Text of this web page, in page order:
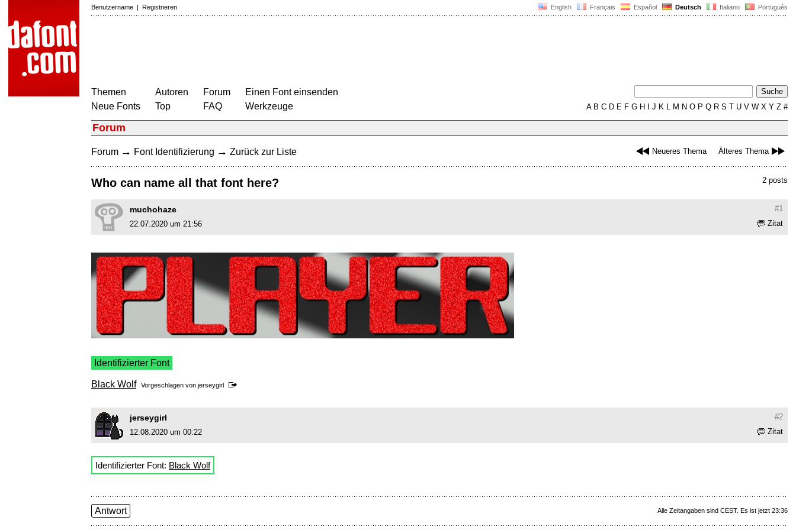
English Français Español Deutsch Italiano Português
Benutzername | Registrieren
Themen
Neue Fonts
Autoren
Top
Forum
FAQ
Einen Font einsenden
Werkzeuge
AB C D E F G H J K L M N O P Q R S T U V W X Y Z #
Forum
Neueres Thema Älteres Thema
Forum → Font Identifizierung → Zurück zur Liste
2 posts
Who can name all that font here?
#1
muchohaze
Zitat
22.07.2020 um 21:56
Identifizierter Font
Black Wolf Vorgeschlagen von jerseygirl
#2
jerseygirl
Zitat
12.08.2020 um 00:22
Identifizierter Font: Black Wolf
Alle Zeitangaben sind CEST. Es ist jetzt 23:36
Antwort